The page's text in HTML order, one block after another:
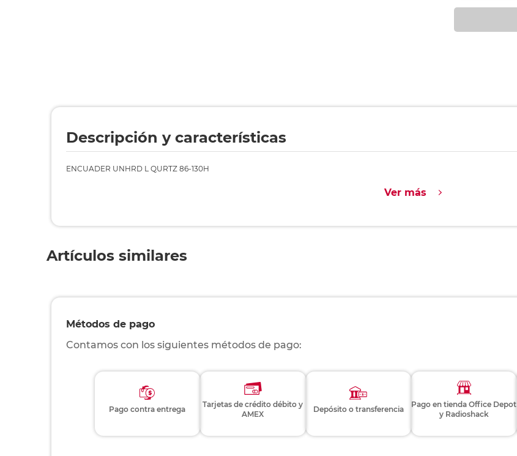
Descripción y características
ENCUADER UNHRD L QURTZ 86-130H
Ver más
Artículos similares
Métodos de pago
Contamos con los siguientes métodos de pago:
Pago contra entrega
Tarjetas de crédito débito y
AMEX
Depósito o transferencia
Pago en tienda Office Depot
y Radioshack